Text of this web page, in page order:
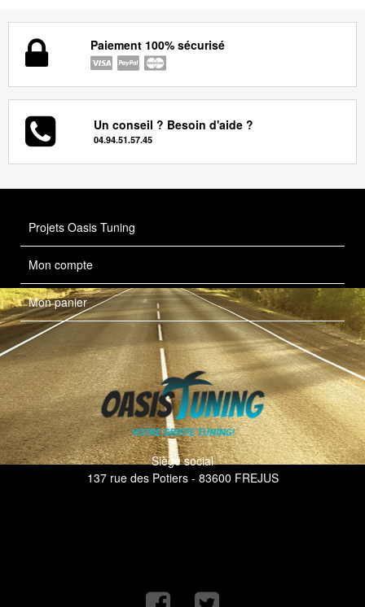
Paiement 100% sécurisé
Un conseil ? Besoin d'aide ?
04.94.51.57.45
Projets Oasis Tuning
Mon compte
Mon panier
Siège social
137 rue des Potiers - 83600 FREJUS